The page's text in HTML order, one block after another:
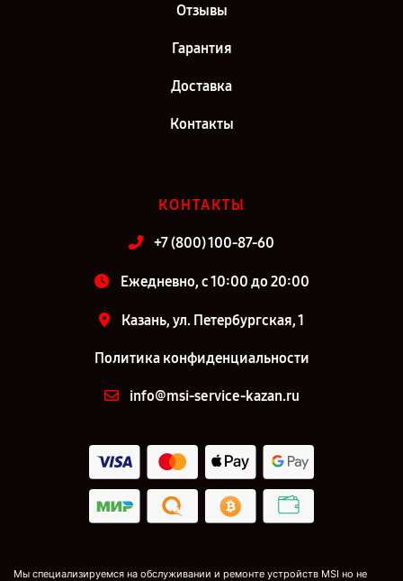
Отзывы
Гарантия
Доставка
Контакты
КОНТАКТЫ
+7 (800) 100-87-60
Ежедневно, с 10:00 до 20:00
Казань, ул. Петербургская, 1
Политика конфиденциальности
info@msi-service-kazan.ru
Мы специализируемся на обслуживании и ремонте устройств MSI но не